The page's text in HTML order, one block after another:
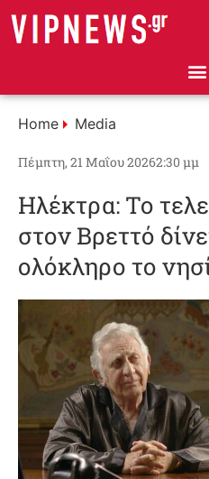
Home Media
Πέμπτη, 21 Μαΐου 20262:30 μμ
Ηλέκτρα: Το
στον Βρεττό
ολόκληρο το